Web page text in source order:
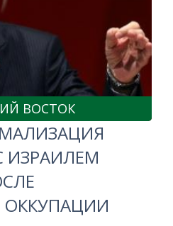
ВОСТОК
ОККУПАЦИИ